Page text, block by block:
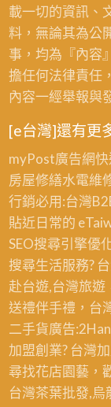
載一切的資訊、
料，無論其為公
事，均為『內容
擔任何法律責任
內容一經舉報與
[e台灣]還有更
myPost廣告網
房屋修繕水電維
行銷必用:台灣
貼近日常的
SEO搜尋引擎優
搜尋生活服務?
赴台遊,台灣旅遊
送禮伴手禮，台
二手貨廣告
加盟創業? 台灣
尋找花店園藝，
台灣茶葉批發,烏